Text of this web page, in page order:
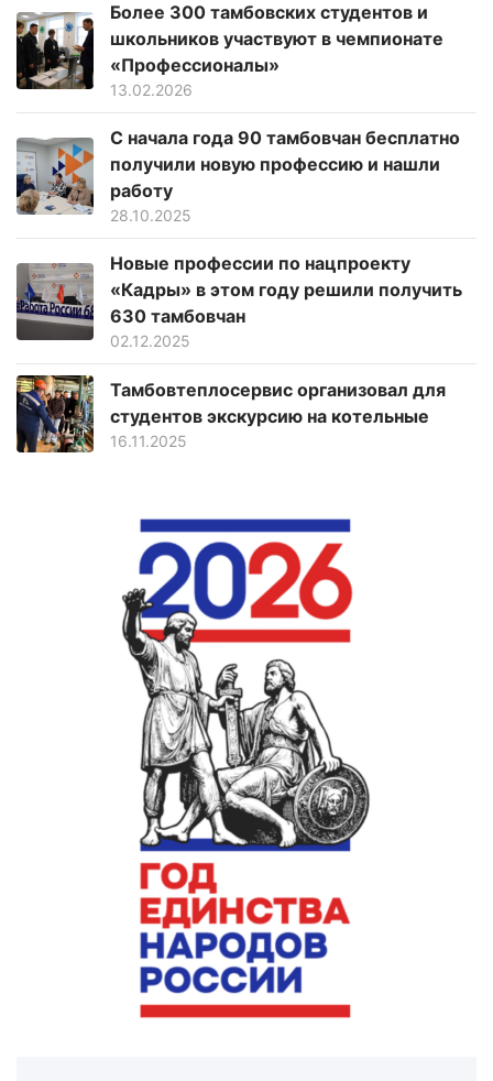
Более 300 тамбовских студентов и
школьников участвуют в чемпионате
«Профессионалы»
13.02.2026
С начала года 90 тамбовчан бесплатно
получили новую профессию и нашли
работу
28.10.2025
Новые профессии по нацпроекту
«Кадры» в этом году решили получить
630 тамбовчан
02.12.2025
Тамбовтеплосервис организовал для
студентов экскурсию на котельные
16.11.2025